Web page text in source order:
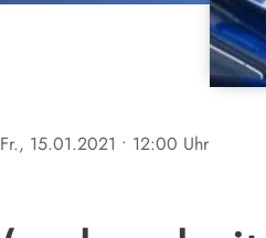
Fr., 15.01.2021 • 12:00 Uhr